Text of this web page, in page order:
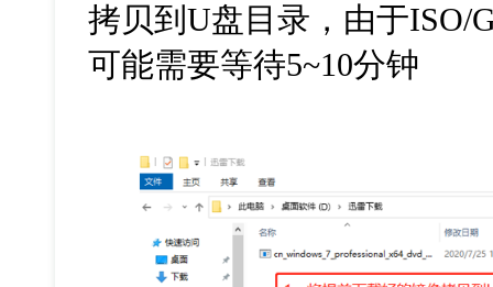
拷贝到U盘目录，由于ISO/
可能需要等待5~10分钟